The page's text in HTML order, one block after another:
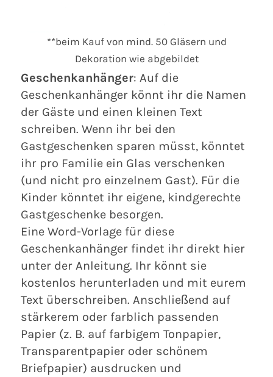
**beim Kauf von mind. 50 Gläsern und
Dekoration wie abgebildet
Geschenkanhänger: Auf die
Geschenkanhänger könnt ihr die Namen
der Gäste und einen kleinen Text
schreiben. Wenn ihr bei den
Gastgeschenken sparen müsst, könntet
ihr pro Familie ein Glas verschenken
(und nicht pro einzelnem Gast). Für die
Kinder könntet ihr eigene, kindgerechte
Gastgeschenke besorgen.
Eine Word-Vorlage für diese
Geschenkanhänger findet ihr direkt hier
unter der Anleitung. Ihr könnt sie
kostenlos herunterladen und mit eurem
Text überschreiben. Anschließend auf
stärkerem oder farblich passenden
Papier (z. B. auf farbigem Tonpapier,
Transparentpapier oder schönem
Briefpapier) ausdrucken und